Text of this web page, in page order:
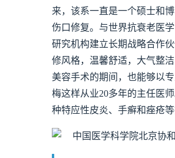
来，该系一直是一个硕士和
伤口修复。与世界抗衰老医
研究机构建立长期战略合作
修风格，温馨舒适，大气整
美容手术的期间，也能够以
梅这样从业20多年的主任医
种特应性皮炎、手癣和痤疮